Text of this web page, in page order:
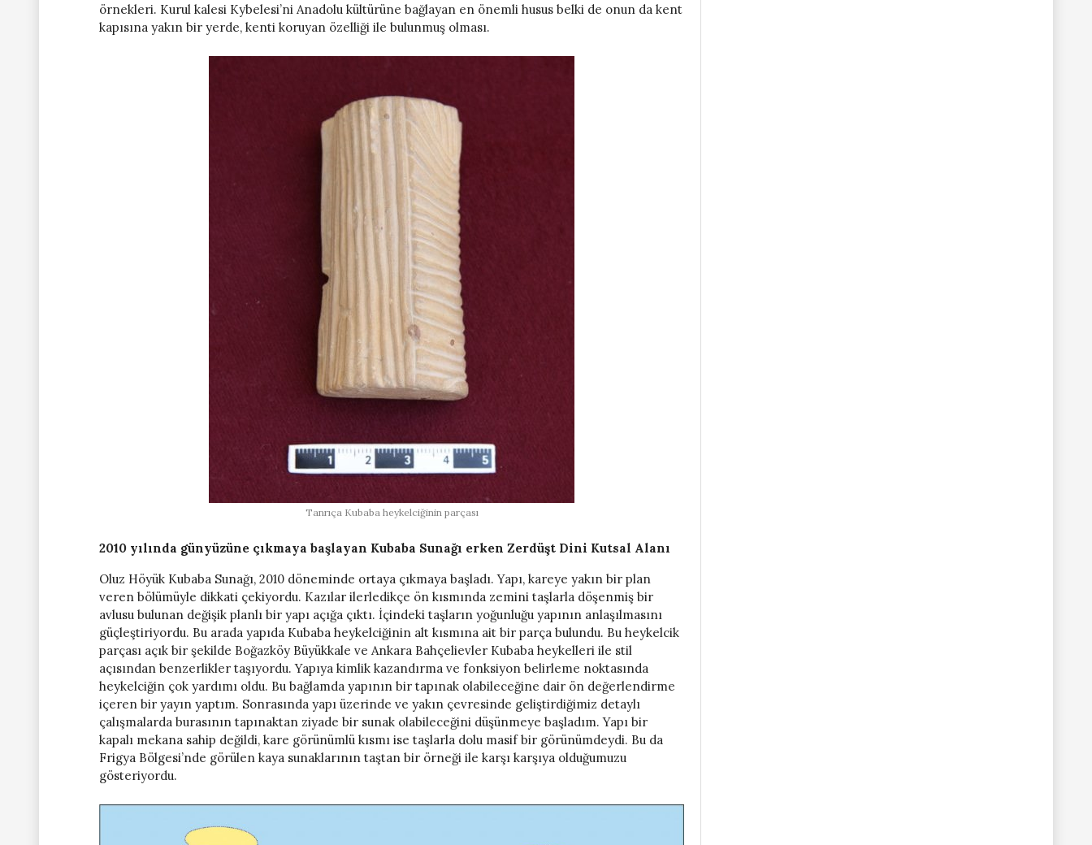
örnekleri. Kurul kalesi Kybelesi’ni Anadolu kültürüne bağlayan en önemli husus belki de onun da kent
kapısına yakın bir yerde, kenti koruyan özelliği ile bulunmuş olması.
Tanrıça Kubaba heykelciğinin parçası
2010 yılında günyüzüne çıkmaya başlayan Kubaba Sunağı erken Zerdüşt Dini Kutsal Alanı
Oluz Höyük Kubaba Sunağı, 2010 döneminde ortaya çıkmaya başladı. Yapı, kareye yakın bir plan
veren bölümüyle dikkati çekiyordu. Kazılar ilerledikçe ön kısmında zemini taşlarla döşenmiş bir
avlusu bulunan değişik planlı bir yapı açığa çıktı. İçindeki taşların yoğunluğu yapının anlaşılmasını
güçleştiriyordu. Bu arada yapıda Kubaba heykelciğinin alt kısmına ait bir parça bulundu. Bu heykelcik
parçası açık bir şekilde Boğazköy Büyükkale ve Ankara Bahçelievler Kubaba heykelleri ile stil
açısından benzerlikler taşıyordu. Yapıya kimlik kazandırma ve fonksiyon belirleme noktasında
heykelciğin çok yardımı oldu. Bu bağlamda yapının bir tapınak olabileceğine dair ön değerlendirme
içeren bir yayın yaptım. Sonrasında yapı üzerinde ve yakın çevresinde geliştirdiğimiz detaylı
çalışmalarda burasının tapınaktan ziyade bir sunak olabileceğini düşünmeye başladım. Yapı bir
kapalı mekana sahip değildi, kare görünümlü kısmı ise taşlarla dolu masif bir görünümdeydi. Bu da
Frigya Bölgesi’nde görülen kaya sunaklarının taştan bir örneği ile karşı karşıya olduğumuzu
gösteriyordu.